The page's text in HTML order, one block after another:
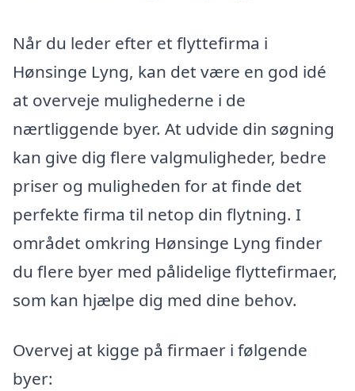
Når du leder efter et flyttefirma i
Hønsinge Lyng, kan det være en god idé
at overveje mulighederne i de
nærtliggende byer. At udvide din søgning
kan give dig flere valgmuligheder, bedre
priser og muligheden for at finde det
perfekte firma til netop din flytning. I
området omkring Hønsinge Lyng finder
du flere byer med pålidelige flyttefirmaer,
som kan hjælpe dig med dine behov.
Overvej at kigge på firmaer i følgende
byer: